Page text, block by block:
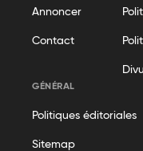
Annoncer
Contact
GÉNÉRAL
Politiques éditoriales
Sitemap